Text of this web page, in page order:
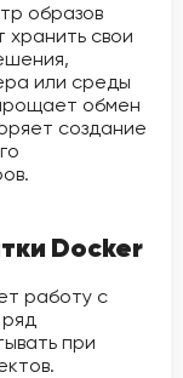
образов
хранить свои
или среды
обмен
создание
Docker
работу с
при